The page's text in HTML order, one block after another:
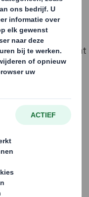
mannen en
video’s ondersteunt
om scholieren
of in het
de filmpjes als
om hun
concretiseren.